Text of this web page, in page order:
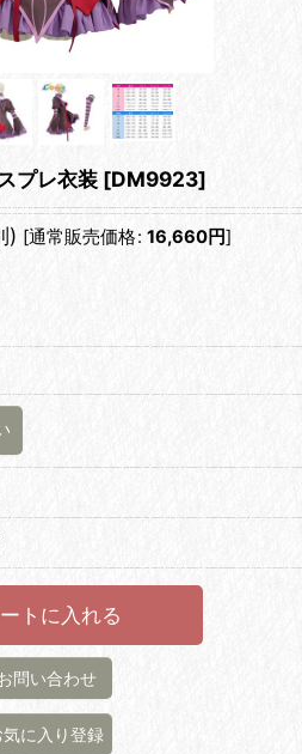
プレ衣装 [DM9923]
) [通常販売価格: 16,660円]
トに入れる
問い合わせ
気に入り登録